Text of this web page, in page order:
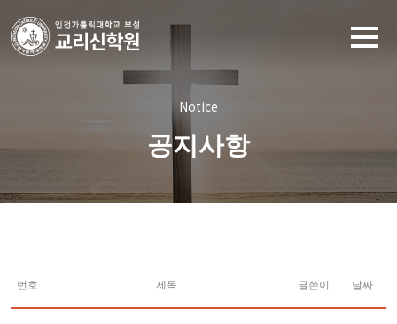
Notice
공지사항
번호 제목 글쓴이 날짜